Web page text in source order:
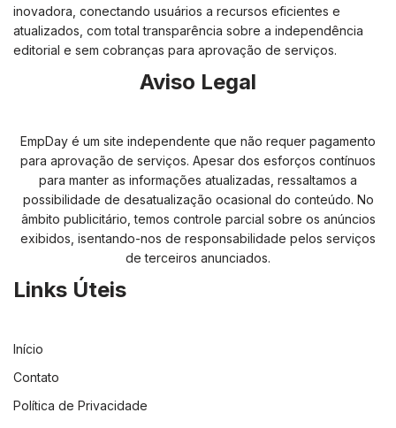
inovadora, conectando usuários a recursos eficientes e
atualizados, com total transparência sobre a independência
editorial e sem cobranças para aprovação de serviços.
Aviso Legal
EmpDay é um site independente que não requer pagamento
para aprovação de serviços. Apesar dos esforços contínuos
para manter as informações atualizadas, ressaltamos a
possibilidade de desatualização ocasional do conteúdo. No
âmbito publicitário, temos controle parcial sobre os anúncios
exibidos, isentando-nos de responsabilidade pelos serviços
de terceiros anunciados.
Links Úteis
Início
Contato
Política de Privacidade